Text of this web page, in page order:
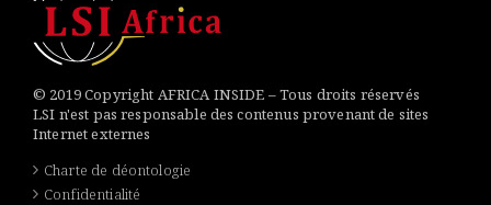
© 2019 Copyright AFRICA INSIDE – Tous droits réservés
LSI n'est pas responsable des contenus provenant de sites
Internet externes
Charte de déontologie
Confidentialité